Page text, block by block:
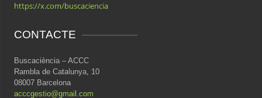
https://x.com/buscaciencia
CONTACTE
Buscaciència – ACCC
Rambla de Catalunya, 10
08007 Barcelona
acccgestio@gmail.com